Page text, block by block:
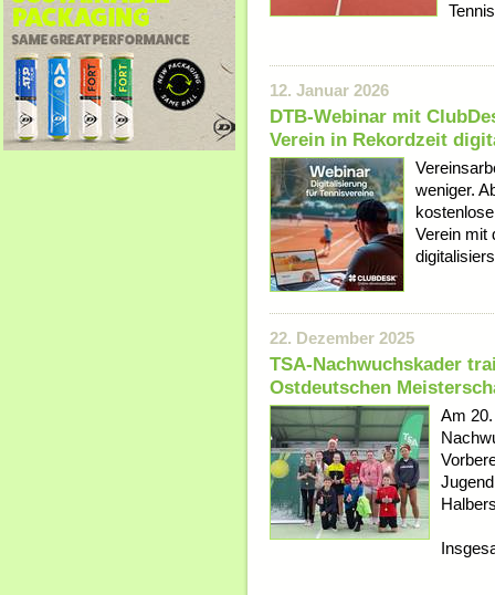
12. Januar 2026
DTB-Webinar mit
Verein in Rekordzeit
weniger.
Verein mit
22. Dezember 2025
TSA-Nachwuchskader
Ostdeutschen
Am